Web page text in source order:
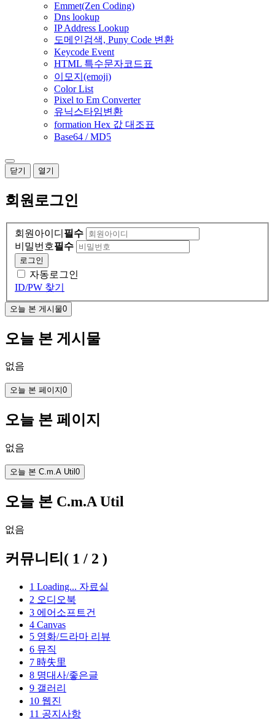
Emmet(Zen Coding)
Dns lookup
IP Address Lookup
도메인검색, Puny Code 변환
Keycode Event
HTML 특수문자코드표
이모지(emoji)
Color List
Pixel to Em Converter
유닉스타임변환
formation Hex 값 대조표
Base64 / MD5
닫기 열기
회원 로그인
회원아이디 필수
비밀번호필수
로그인
자동로그인
ID/PW 찾기
오늘 본 게시물0
오늘 본 게시물
없음
오늘 본 페이지0
오늘 본 페이지
없음
오늘 본 C.m.A Util 0
오늘 본 C.m.A Util
없음
커뮤니티 ( 1 / 2 )
1 Loading... 자료실
2 오디오북
3 에어소프트건
4 Canvas
5 영화/드라마 리뷰
6 뮤직
7 時失里
8 명대사/좋은글
9 갤러리
10 웹진
11 공지사항